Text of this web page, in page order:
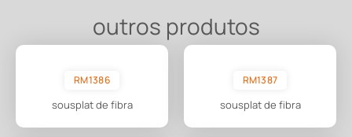
outros produtos
RM1386
sousplat de fibra
RM1387
sousplat de fibra